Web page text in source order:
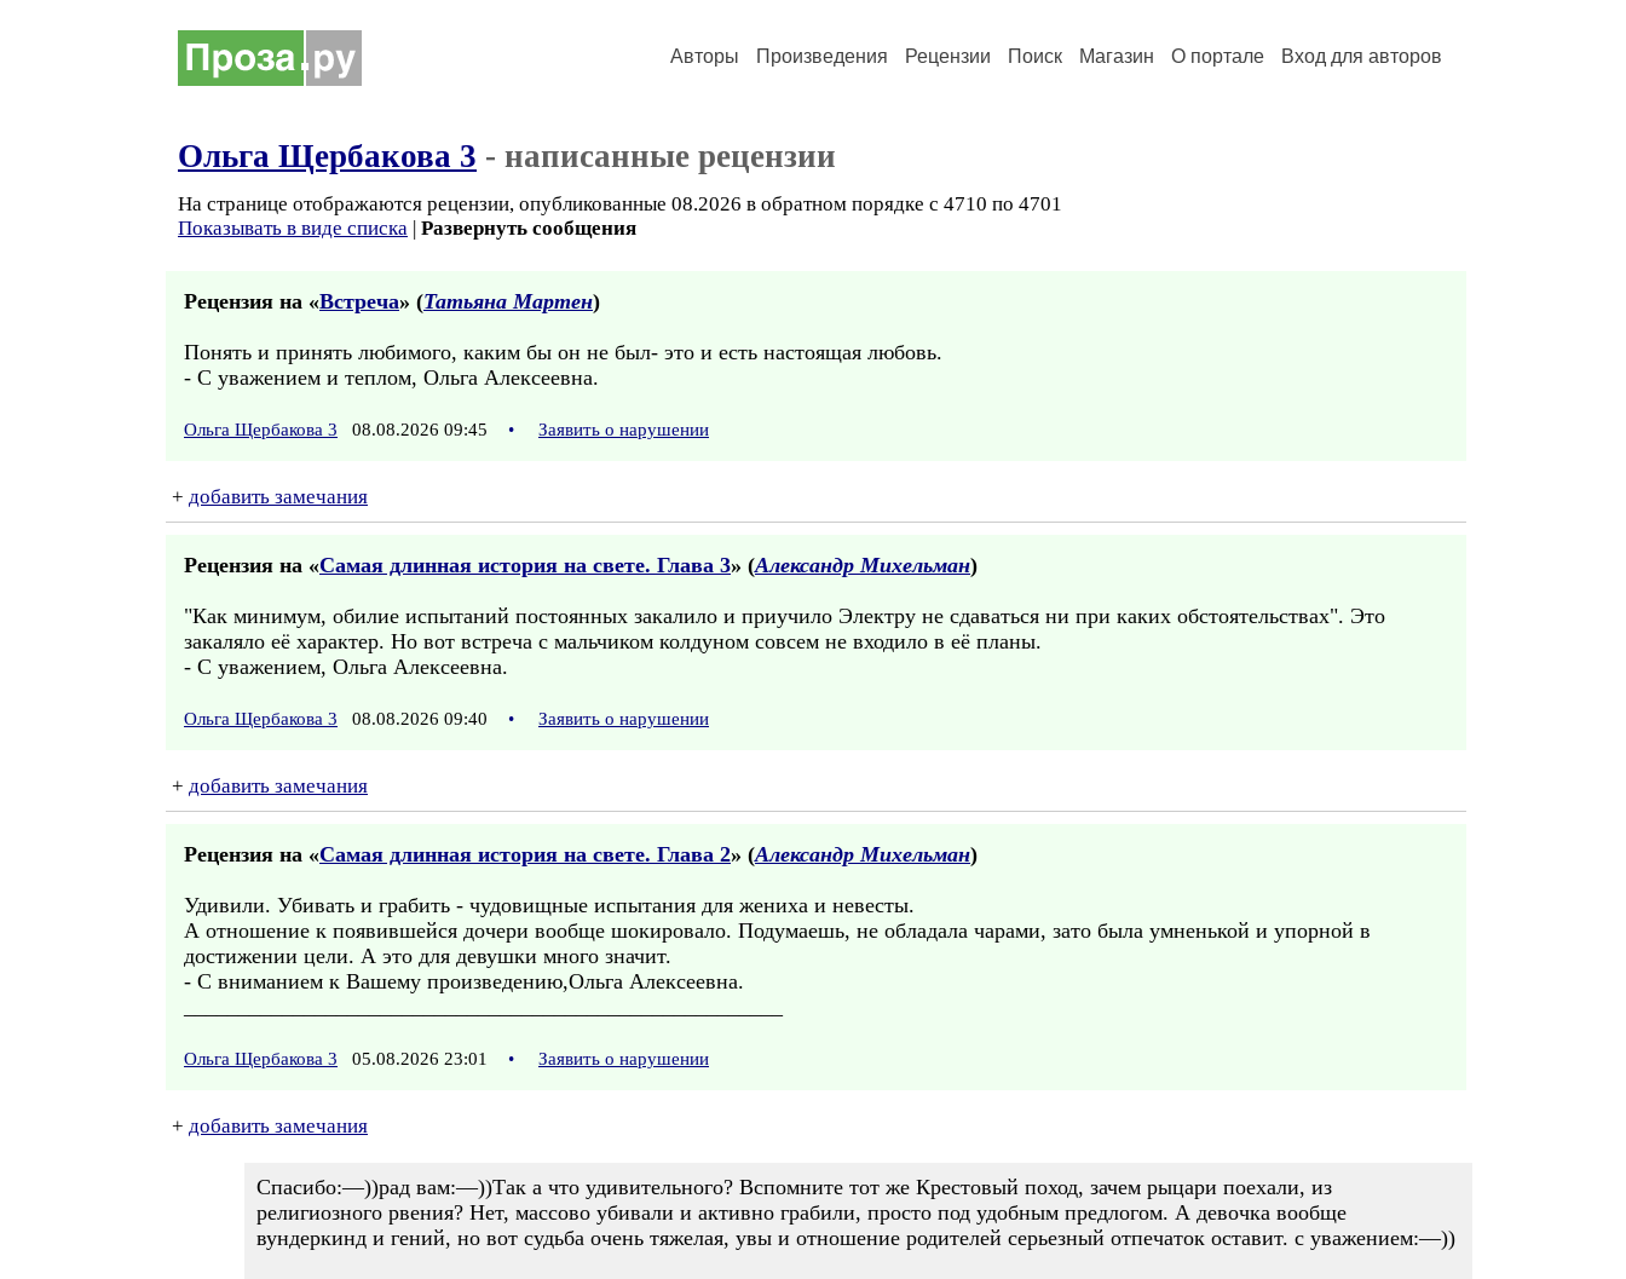
Авторы Произведения Рецензии Поиск Магазин О портале Вход для авторов
Ольга Щербакова 3 - написанные рецензии
На странице отображаются рецензии, опубликованные 08.2026 в обратном порядке с 4710 по 4701
Показывать в виде списка | Развернуть сообщения
Рецензия на «Встреча» (Татьяна Мартен)
Понять и принять любимого, каким бы он не был- это и есть настоящая любовь.
- С уважением и теплом, Ольга Алексеевна.
Ольга Щербакова 3 08.08.2026 09:45 • Заявить о нарушении
+ добавить замечания
Рецензия на «Самая длинная история на свете. Глава 3» (Александр Михельман)
"Как минимум, обилие испытаний постоянных закалило и приучило Электру не сдаваться ни при каких обстоятельствах". Это
закаляло её характер. Но вот встреча с мальчиком колдуном совсем не входило в её планы.
- С уважением, Ольга Алексеевна.
Ольга Щербакова 3 08.08.2026 09:40 • Заявить о нарушении
+ добавить замечания
Рецензия на «Самая длинная история на свете. Глава 2» (Александр Михельман)
Удивили. Убивать и грабить - чудовищные испытания для жениха и невесты.
А отношение к появившейся дочери вообще шокировало. Подумаешь, не обладала чарами, зато была умненькой и упорной в
достижении цели. А это для девушки много значит.
- С вниманием к Вашему произведению,Ольга Алексеевна.
Ольга Щербакова 3 05.08.2026 23:01 • Заявить о нарушении
+ добавить замечания
Спасибо:—))рад вам:—))Так а что удивительного? Вспомните тот же Крестовый поход, зачем рыцари поехали, из
религиозного рвения? Нет, массово убивали и активно грабили, просто под удобным предлогом. А девочка вообще
вундеркинд и гений, но вот судьба очень тяжелая, увы и отношение родителей серьезный отпечаток оставит. с уважением:—))